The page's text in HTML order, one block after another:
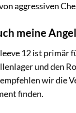
aggressiven
meine
12 ist
und den
wir die
finden.